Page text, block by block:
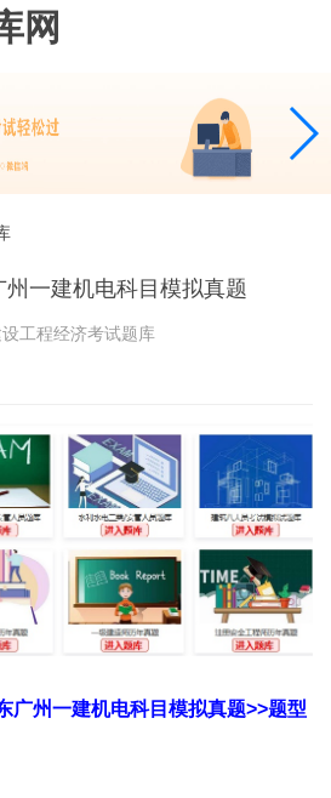
网
州一建机电科目模拟真题
工程经济考试题库
广州一建机电科目模拟真题>>题型